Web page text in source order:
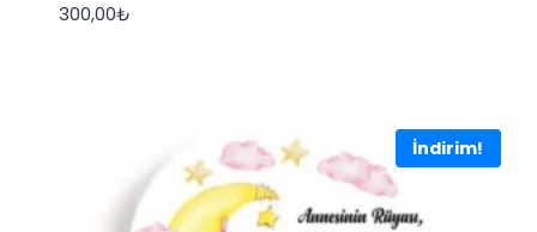
300,00₺
İndirim!